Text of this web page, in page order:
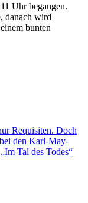
Uhr begangen.
danach wird
bunten
Requisiten. Doch
den Karl-May-
Tal des Todes“